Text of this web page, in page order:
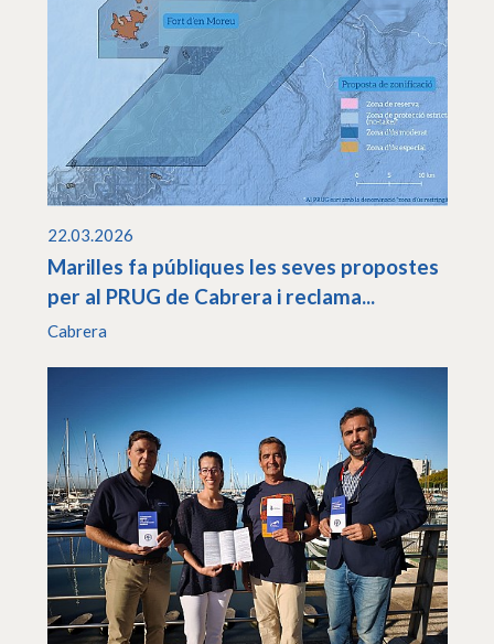
22.03.2026
Marilles fa públiques les seves propostes
per al PRUG de Cabrera i reclama...
Cabrera